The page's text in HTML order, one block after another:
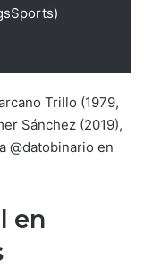
Trillo (1979,
Sánchez (2019),
@datobinario en
en